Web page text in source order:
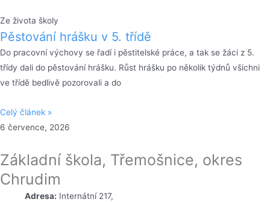
Ze života školy
Pěstování hrášku v 5. třídě
Do pracovní výchovy se řadí i pěstitelské práce, a tak se žáci z 5.
třídy dali do pěstování hrášku. Růst hrášku po několik týdnů všichni
ve třídě bedlivě pozorovali a do
Celý článek »
6 července, 2026
Základní škola, Třemošnice, okres
Chrudim
Adresa: Internátní 217,